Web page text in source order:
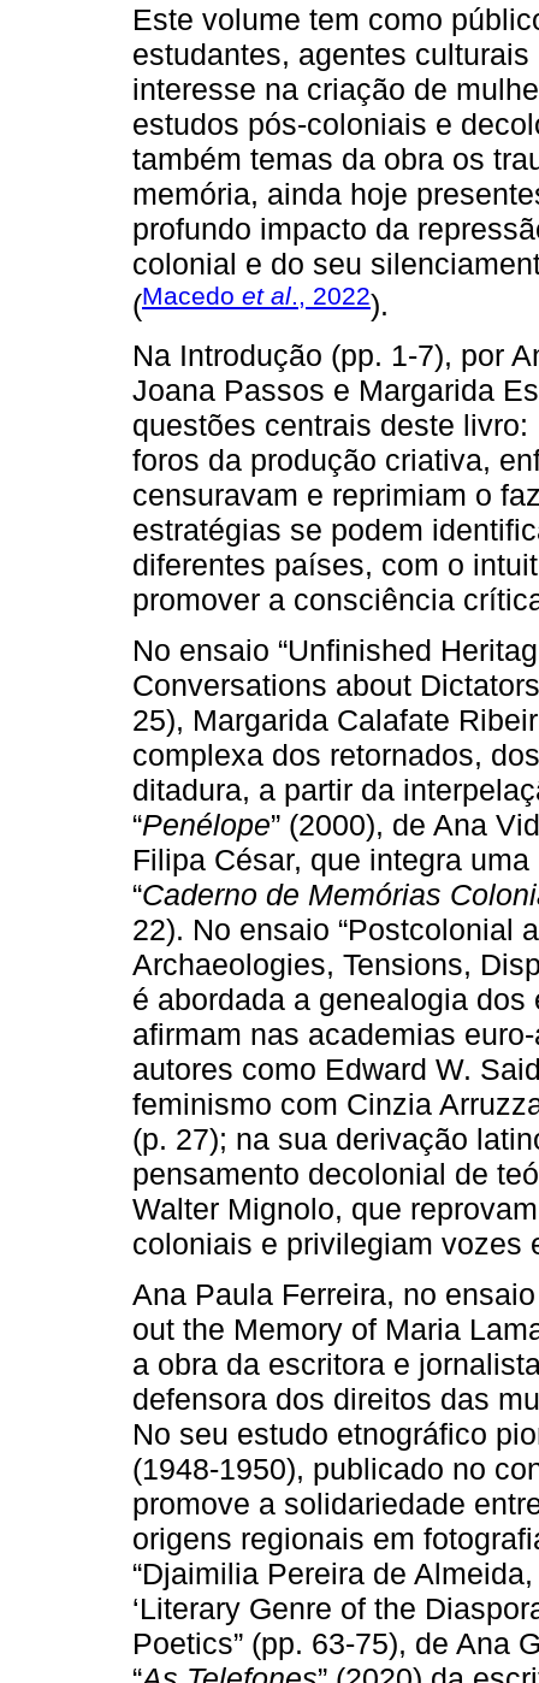
Este volume tem como
estudantes, agentes
interesse na criação de
estudos pós-coloniais e
também temas da obra os
memória, ainda hoje
profundo impacto da
colonial e do seu
(Macedo et al ., 2022).
Na Introdução (pp. 1-7), por
Joana Passos e Margarida
questões centrais deste
foros da produção criativa,
censuravam e reprimiam o
estratégias se podem
diferentes países, com o
promover a consciência
No ensaio “Unfinished
Conversations about
25), Margarida Calafate
complexa dos retornados,
ditadura, a partir da
“Penélope” (2000), de Ana
Filipa César, que integra
“Caderno de Memórias
22). No ensaio “Postcolonial
Archaeologies, Tensions,
é abordada a genealogia
afirmam nas academias
autores como Edward W.
feminismo com Cinzia
(p. 27); na sua derivação
pensamento decolonial de
Walter Mignolo, que
coloniais e privilegiam vozes
Ana Paula Ferreira, no
out the Memory of Maria
a obra da escritora e
defensora dos direitos das
No seu estudo etnográfico
(1948-1950), publicado no
promove a solidariedade
origens regionais em
“Djaimilia Pereira de
‘Literary Genre of the
Poetics” (pp. 63-75), de Ana